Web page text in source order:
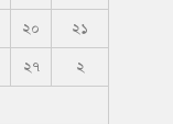
২০ ২১
২৭ ২